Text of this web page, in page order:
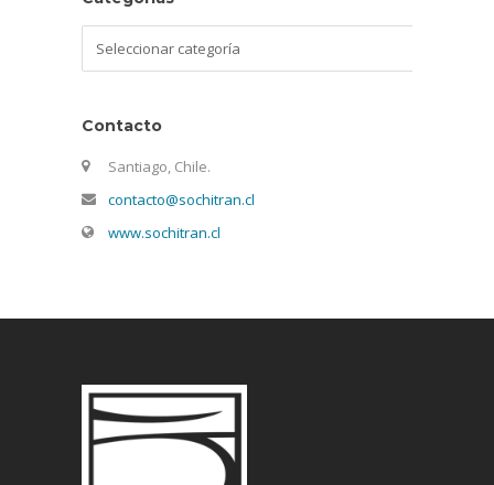
Contacto
Santiago, Chile.
contacto@sochitran.cl
www.sochitran.cl